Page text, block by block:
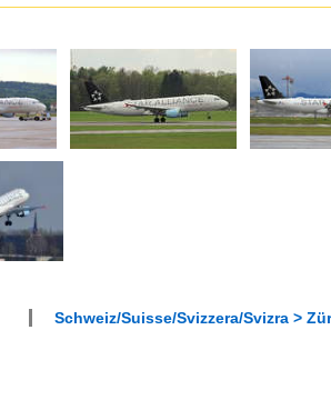
Schweiz/Suisse/Svizzera/Svizra >